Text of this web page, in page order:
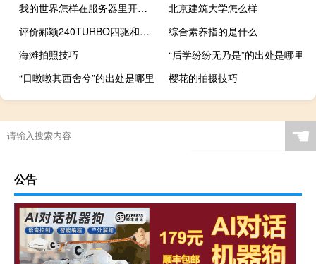
我的世界怎样在服务器里开挂（我的世界可以开挂的服务器ip）
北京建筑大学怎么样
评价郝颖240TURBO四驱和郝颖240TURBO四驱的性能
综合素养指的是什么
海滩拍照技巧
“后学纷纷无乃是”的出处是哪里
“日暾暾其西舍兮”的出处是哪里
樱花的拍摄技巧
☚
公告